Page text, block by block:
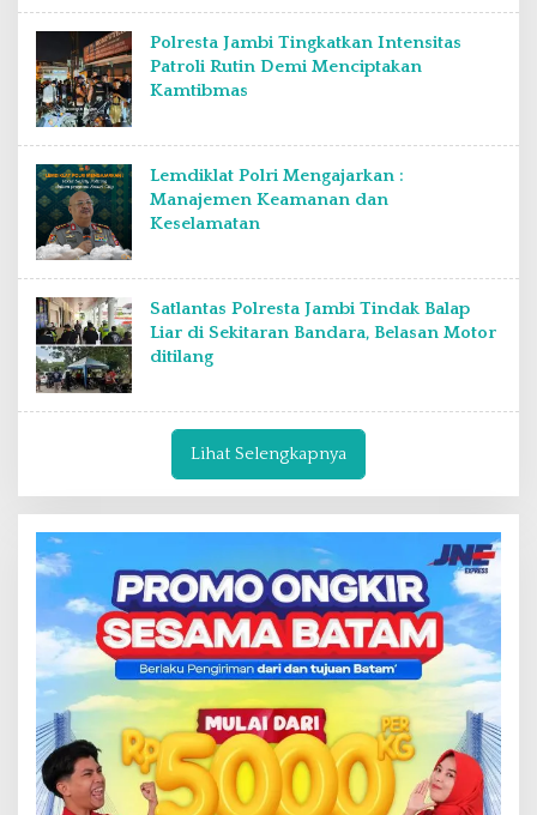
Polresta Jambi Tingkatkan Intensitas
Patroli Rutin Demi Menciptakan
Kamtibmas
Lemdiklat Polri Mengajarkan :
Manajemen Keamanan dan
Keselamatan
Satlantas Polresta Jambi Tindak Balap
Liar di Sekitaran Bandara, Belasan Motor
ditilang
Lihat Selengkapnya